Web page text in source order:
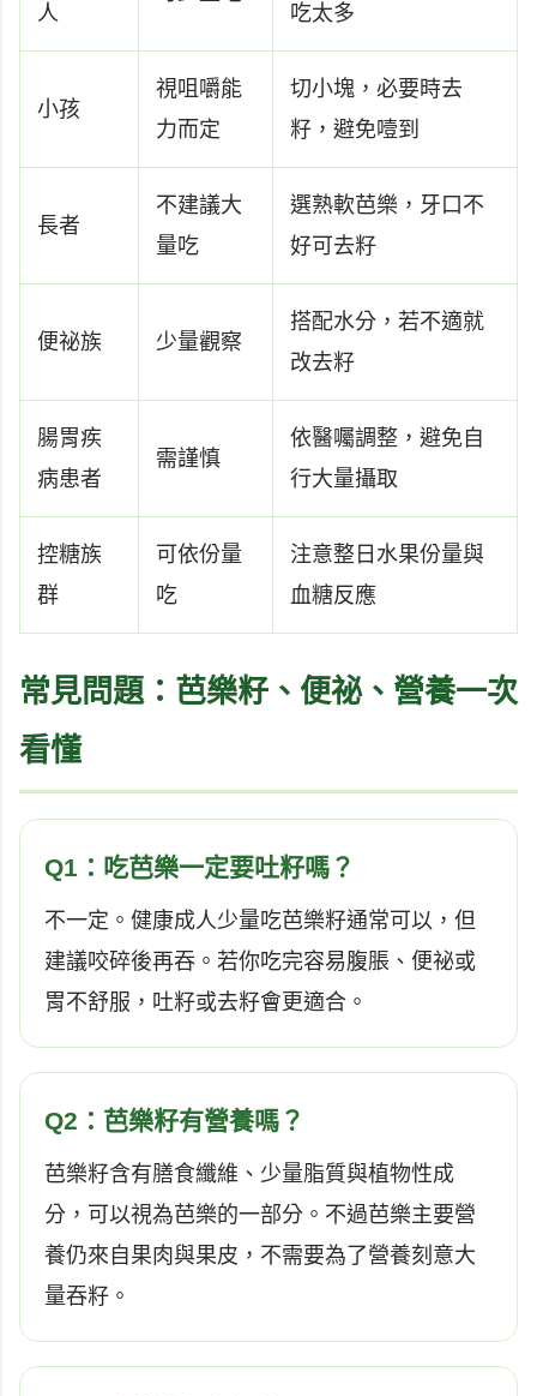
人
吃太多
小孩
視咀嚼能
力而定
切小塊，必要時去
籽，避免噎到
長者
不建議大
量吃
選熟軟芭樂，牙口不
好可去籽
便祕族 少量觀察
搭配水分，若不適就
改去籽
腸胃疾
病患者
需謹慎
依醫囑調整，避免自
行大量攝取
控糖族
群
可依份量
吃
注意整日水果份量與
血糖反應
常見問題：芭樂籽、便祕、營養一次
看懂
Q1：吃芭樂一定要吐籽嗎？
不一定。健康成人少量吃芭樂籽通常可以，但
建議咬碎後再吞。若你吃完容易腹脹、便祕或
胃不舒服，吐籽或去籽會更適合。
Q2：芭樂籽有營養嗎？
芭樂籽含有膳食纖維、少量脂質與植物性成
分，可以視為芭樂的一部分。不過芭樂主要營
養仍來自果肉與果皮，不需要為了營養刻意大
量吞籽。